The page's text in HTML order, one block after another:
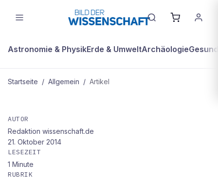
Astronomie & PhysikErde & UmweltArchäologie
Startseite / Allgemein / Artikel
Parallele Welten
AUTOR
Redaktion wissenschaft.de
21. Oktober 2014
LESEZEIT
1 Minute
RUBRIK